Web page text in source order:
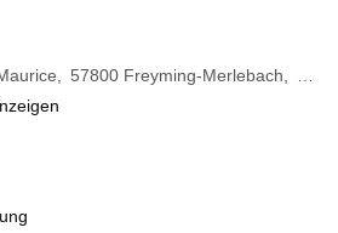
57800 Freyming-Merlebach